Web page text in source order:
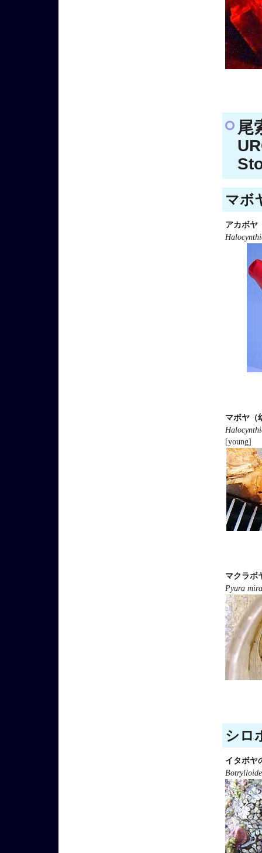
尾
マボ
アカボヤ
マボヤ（
[young]
マクラボ
Pyura
シロ
イタボヤ